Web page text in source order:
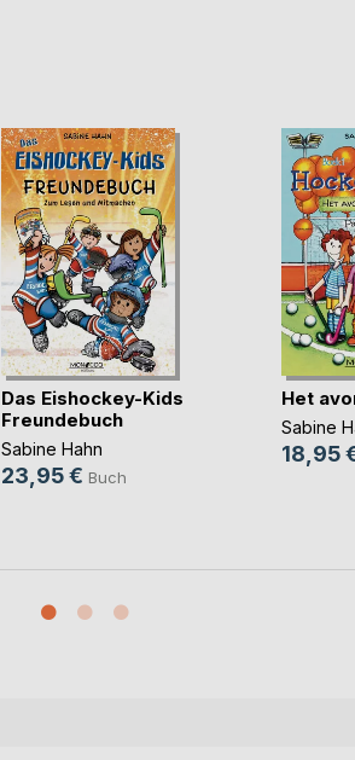
Das Eishockey-Kids
Freundebuch
Sabine Hahn
23,95 € Buch
Het
Sabine
18,95